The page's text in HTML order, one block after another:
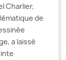
Charlier,
de
a laissé